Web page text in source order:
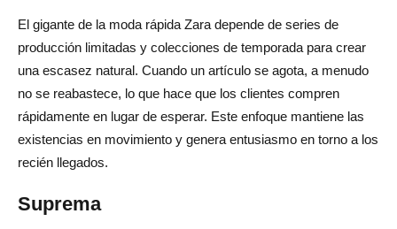
El gigante de la moda rápida Zara depende de series de
producción limitadas y colecciones de temporada para crear
una escasez natural. Cuando un artículo se agota, a menudo
no se reabastece, lo que hace que los clientes compren
rápidamente en lugar de esperar. Este enfoque mantiene las
existencias en movimiento y genera entusiasmo en torno a los
recién llegados.
Suprema